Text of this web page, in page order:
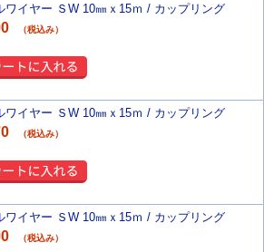
ワイヤー ＳW 10㎜ｘ15ｍ / カップリング
（税込み）
ワイヤー ＳW 10㎜ｘ15ｍ / カップリング
（税込み）
ワイヤー ＳW 10㎜ｘ15ｍ / カップリング
（税込み）